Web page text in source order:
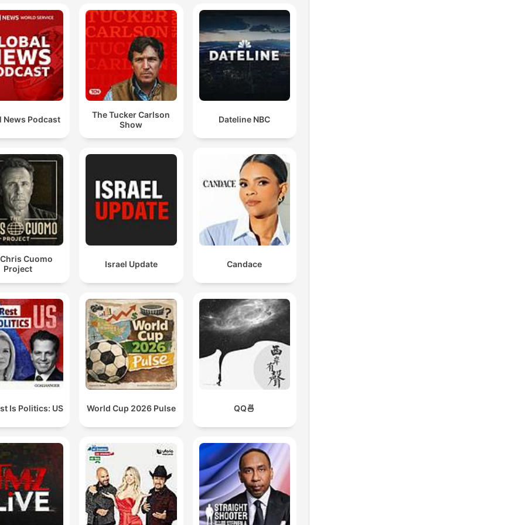
badaniach opinii publicznej ze względu na ich finansowanie
przez partie polityczne.
Ta wojna może nie być krótka, Iran wcale nie musi się
poddać, ty możesz ich bombardować jak chcesz, no bo
tu przewaga amerykańsko-izraelska jest totalna, ale ten
reżim wcale nie musi upaść
00:32:48 · Analiza potencjalnych skutków militarnej interwencji
USA wobec Iranu i trudności w całkowitym pokonaniu
tamtejszego reżimu.
zamknięcie cieśniny Ormus przez Iran Pokazuje, że
Ameryka przestała być z tego, czego słynęła i co było
warunkiem hegemonii światowej
00:38:29 · Mówca analizuje osłabienie amerykańskiej hegemonii
na świecie w kontekście zagrożenia dla handlu morskiego.
produkcja awokado jest świetnym źródłem dochodu dla
meksykańskich.
01:01:21 · Wyjaśnienie mechanizmu wymuszania haraczy przez
meksykańskie kartele w sektorze upraw awokado.
News Podcast
The Tucker Carlson
Show
Dateline NBC
Cuomo
Project
Israel Update Candace
Is Politics: US World Cup 2026 Pulse QQ🍜